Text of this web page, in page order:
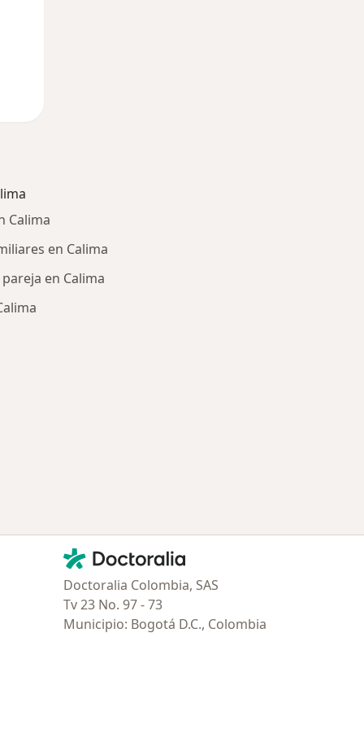
Calima
en Calima
en Calima
Contacto
Doctoralia - Página de inicio
Doctoralia Colombia, SAS
Tv 23 No. 97 - 73
Municipio: Bogotá D.C., Colombia